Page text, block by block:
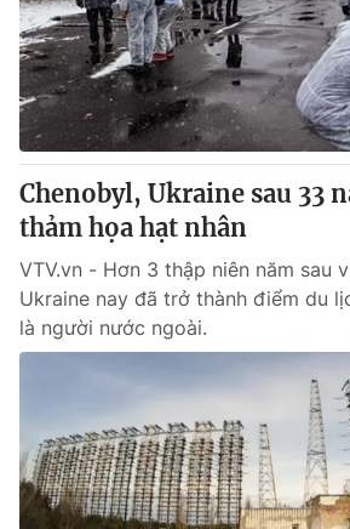
Sản phẩm
Thị trường
Tư vấn
Lịch phát sóng
Chuyên mục khác
Emagazine Podcast
Photo
Video
VTV
VTV Sức khoẻ Bất
Chenobyl, Ukraine sau 33
thảm họa hạt nhân
VTV.vn - Hơn 3 thập niên năm sau
Ukraine nay đã trở thành điểm du
là người nước ngoài.